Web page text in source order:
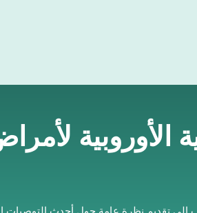
الأوروبية
إلى تقديم نظرة عامة حول أحدث التوصيات